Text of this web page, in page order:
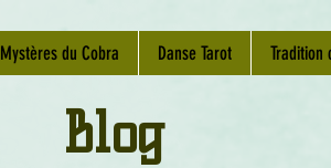
Mystères du Cobra Danse Tarot Tradition
Blog